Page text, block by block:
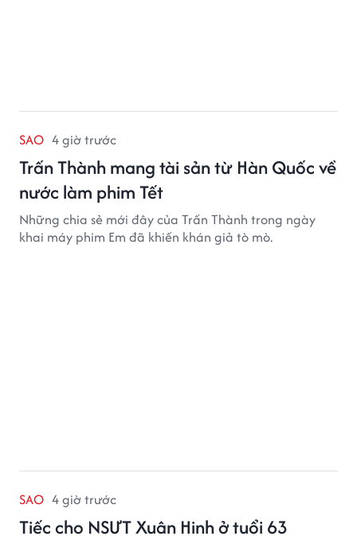
SAO 4 giờ trước
Trấn Thành mang tài sản từ Hàn Quốc về
nước làm phim Tết
Những chia sẻ mới đây của Trấn Thành trong ngày
khai máy phim Em đã khiến khán giả tò mò.
SAO 4 giờ trước
Tiếc cho NSƯT Xuân Hinh ở tuổi 63